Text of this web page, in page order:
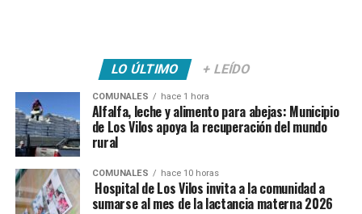
LO ÚLTIMO + LEÍDO
COMUNALES hace 1 hora
Alfalfa, leche y alimento para abejas: Municipio
de Los Vilos apoya la recuperación del mundo
rural
COMUNALES hace 10 horas
Hospital de Los Vilos invita a la comunidad a
sumarse al mes de la lactancia materna 2026